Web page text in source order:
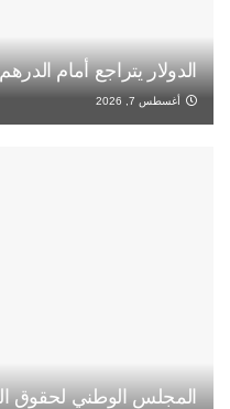
الدولار يتراجع أمام الدرهم بنسبة
أغسطس 7, 2026
المجلس الوطني لحقوق